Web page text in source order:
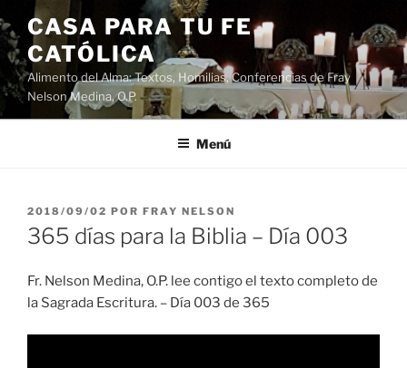
Saltar
al
contenido
CASA PARA TU FE
CATÓLICA
Alimento del Alma: Textos, Homilias, Conferencias de Fray
Nelson Medina, O.P.
Menú
PUBLICADO
EL
2018/09/02 POR FRAY NELSON
365 días para la Biblia – Día 003
Fr. Nelson Medina, O.P. lee contigo el texto completo de
la Sagrada Escritura. – Día 003 de 365